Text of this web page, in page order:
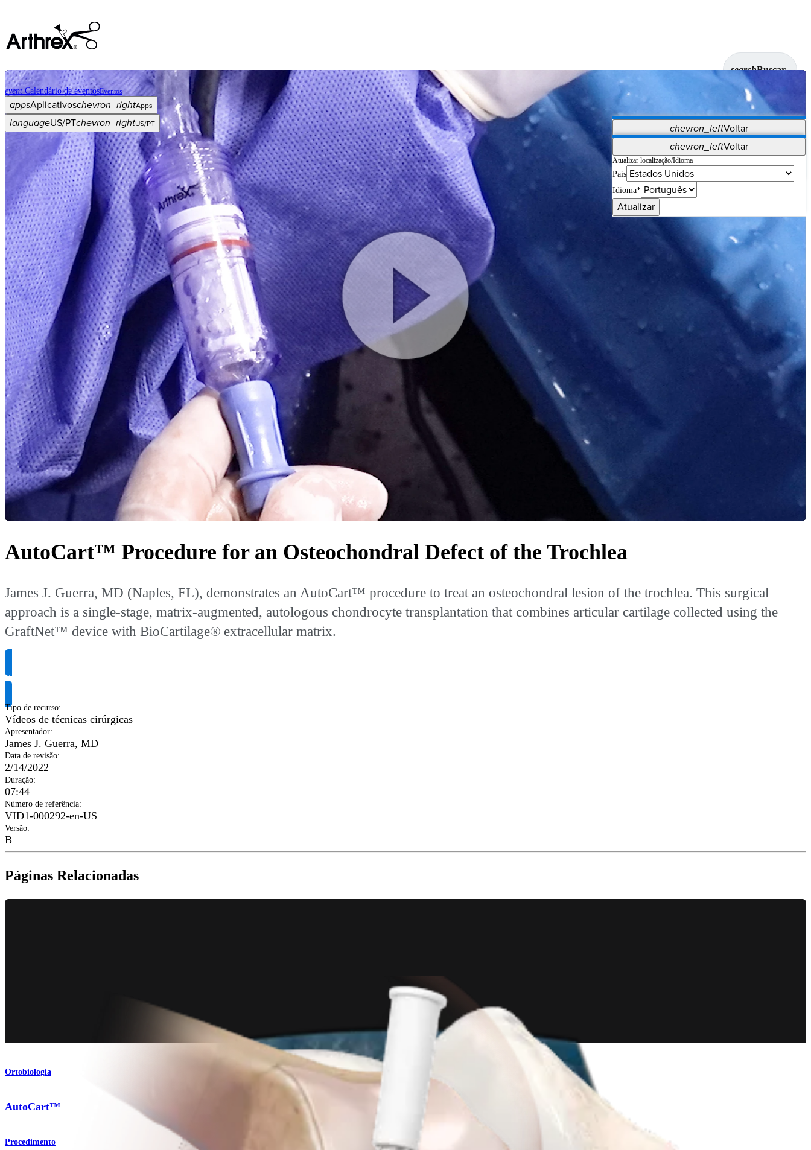
searchBuscar
event Calendário de eventosEventos
appsAplicativoschevron_rightApps
chevron_leftVoltar
Vet Systems OrthoPedia Patient
Supplier Portal
Synergy Imaging & Resection
languageUS/PTchevron_rightUS/PT
chevron_leftVoltar
Atualizar localização/Idioma
País
Idioma*
Atualizar
Categorias
Procedimentoarrow_drop_downchevron_right
Produtoarrow_drop_downchevron_right
Educação médicaarrow_drop_downchevron_right
Corporativoarrow_drop_downchevron_right
ASC X
Administradores arrow_drop_downchevron_right
Pacientearrow_drop_downchevron_right
Recursosarrow_drop_downchevron_right
Empregosopen_in_new
Adicionalarrow_drop_downchevron_right
Play
Video
AutoCart™ Procedure for an Osteochondral Defect of the Trochlea
James J. Guerra, MD (Naples, FL), demonstrates an AutoCart™ procedure to treat an osteochondral lesion of the trochlea. This surgical
approach is a single-stage, matrix-augmented, autologous chondrocyte transplantation that combines articular cartilage collected using the
GraftNet™ device with BioCartilage® extracellular matrix.
Solicite informação do produto
Tipo de recurso:
Vídeos de técnicas cirúrgicas
Apresentador:
James J. Guerra, MD
Data de revisão:
2/14/2022
Duração:
07:44
Número de referência:
VID1-000292-en-US
Versão:
B
Páginas Relacionadas
Ortobiologia
AutoCart™
Procedimento